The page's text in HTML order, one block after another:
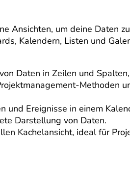
Ansichten, um deine Daten
Kalendern, Listen und
Daten in Zeilen und
Methoden
und Ereignisse in einem
Darstellung von Daten.
Kachelansicht, ideal für